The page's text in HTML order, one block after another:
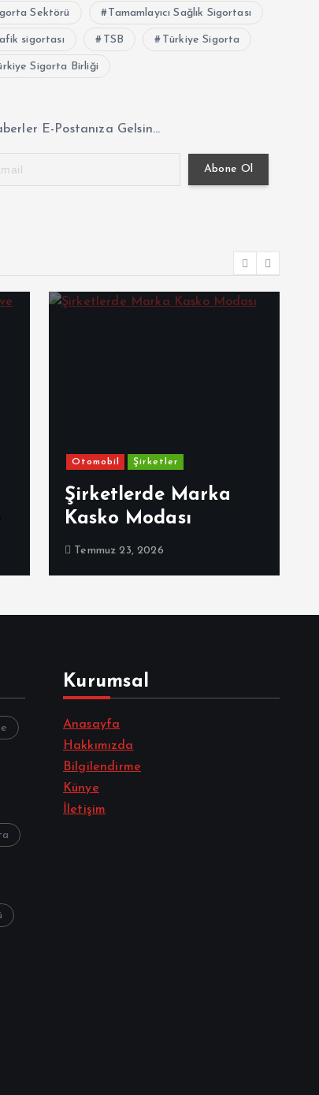
Sektörü Tamamlayıcı Sağlık Sigortası
sigortası TSB Türkiye Sigorta
Sigorta Birliği
E-Postanıza Gelsin...
Otomobil Şirketler
Şirketlerde Marka
Kasko Modası
Temmuz 23, 2026
Kurumsal
Anasayfa
Hakkımızda
Bilgilendirme
Künye
İletişim